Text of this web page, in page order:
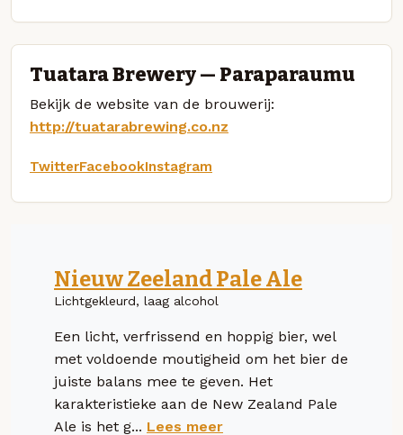
Tuatara Brewery — Paraparaumu
Bekijk de website van de brouwerij:
http://tuatarabrewing.co.nz
TwitterFacebookInstagram
Nieuw Zeeland Pale Ale
Lichtgekleurd, laag alcohol
Een licht, verfrissend en hoppig bier, wel
met voldoende moutigheid om het bier de
juiste balans mee te geven. Het
karakteristieke aan de New Zealand Pale
Ale is het g... Lees meer